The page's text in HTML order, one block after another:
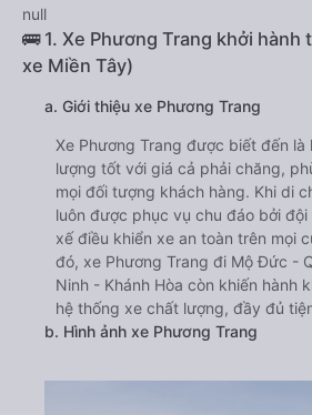
null
🚌 1. Xe Phương Trang khởi hành
xe Miền Tây)
a. Giới thiệu xe Phương Trang
Xe Phương Trang được biết đến
lượng tốt với giá cả phải chăng,
mọi đối tượng khách hàng. Khi di
luôn được phục vụ chu đáo bởi
xế điều khiển xe an toàn trên mọi
đó, xe Phương Trang đi Mộ Đức -
Ninh - Khánh Hòa còn khiến hành
hệ thống xe chất lượng, đầy đủ
b. Hình ảnh xe Phương Trang